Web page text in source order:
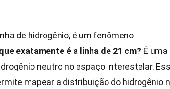
de hidrogênio, é um fenômeno
exatamente é a linha de 21 cm? É uma
neutro no espaço interestelar.
mapear a distribuição do hidrogênio